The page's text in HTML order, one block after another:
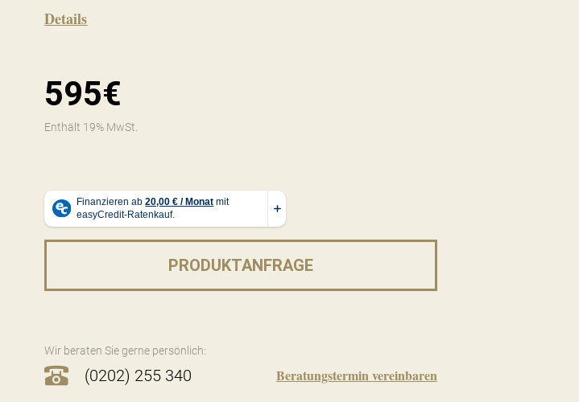
Details
595€
Enthält 19% MwSt.
PRODUKTANFRAGE
Wir beraten Sie gerne persönlich:
(0202) 255 340 Beratungstermin vereinbaren